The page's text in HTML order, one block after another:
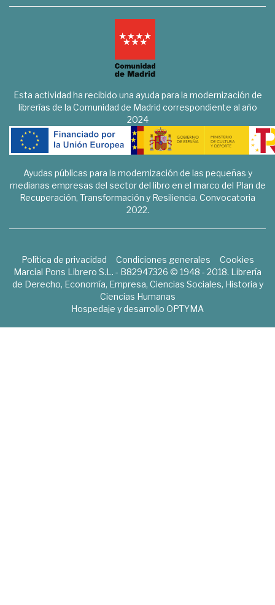
Esta actividad ha recibido una ayuda para la modernización de
librerías de la Comunidad de Madrid correspondiente al año
2024
Ayudas públicas para la modernización de las pequeñas y
medianas empresas del sector del libro en el marco del Plan de
Recuperación, Transformación y Resiliencia. Convocatoria
2022.
Política de privacidad Condiciones generales
Cookies
Marcial Pons Librero S.L. - B82947326 © 1948 - 2018. Librería
de Derecho, Economía, Empresa, Ciencias Sociales, Historia y
Ciencias Humanas
Hospedaje y desarrollo OPTYMA